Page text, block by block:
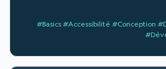
#Basics #Accessibilité #Conception